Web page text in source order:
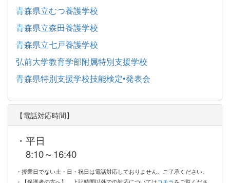
青森県立むつ養護学校
青森県立森田養護学校
青森県立七戸養護学校
弘前大学教育学部附属特別支援学校
青森県特別支援学校技能検定•発表会
【電話対応時間】
・平日
8:10～16:40
・授業日でない土・日・祝日は電話対応しておりません。ご了承ください。